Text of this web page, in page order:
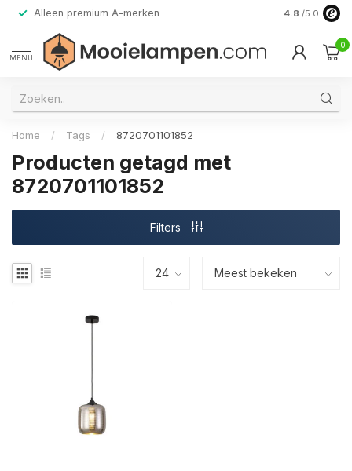
Alleen premium A-merken 4.8 /5.0
MENU
0
Home / Tags / 8720701101852
Producten getagd met
8720701101852
Filters